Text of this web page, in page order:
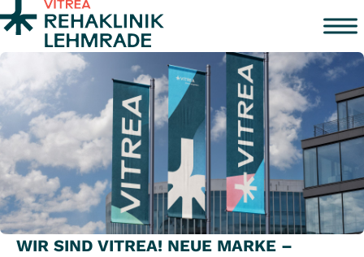
Zum Inhalt springen
WIR SIND VITREA! NEUE MARKE –